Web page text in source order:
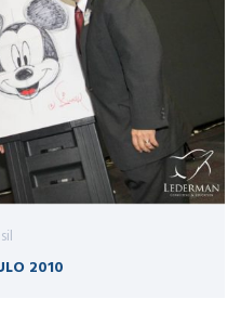
2010